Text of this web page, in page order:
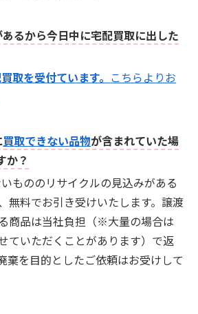
るから今日中に宅配買取に出した
取を受付ています。 こちらよりお
買取できない品物が含まれていた場
か？
もののリサイクルの見込みがある
無料でお引き受けいたします。譲渡
商品は当社負担（※大量の場合は
ていただくことがあります）で返
棄を目的としたご依頼はお受けして